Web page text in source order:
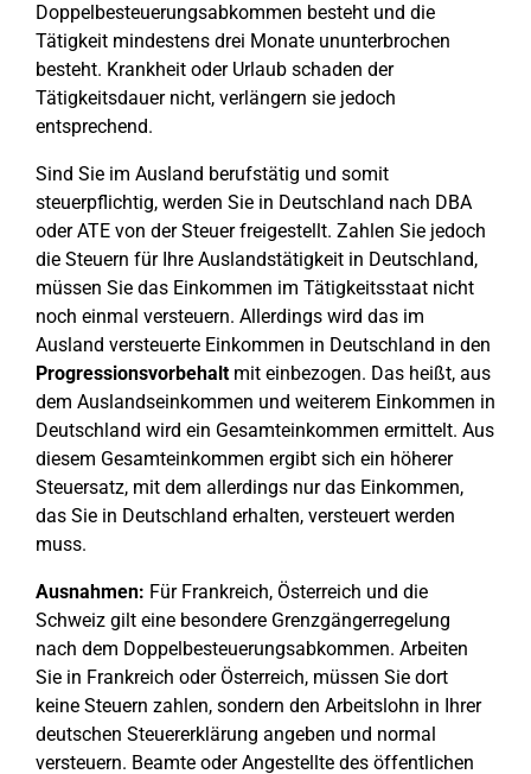
Doppelbesteuerungsabkommen besteht und die
Tätigkeit mindestens drei Monate ununterbrochen
besteht. Krankheit oder Urlaub schaden der
Tätigkeitsdauer nicht, verlängern sie jedoch
entsprechend.
Sind Sie im Ausland berufstätig und somit
steuerpflichtig, werden Sie in Deutschland nach DBA
oder ATE von der Steuer freigestellt. Zahlen Sie jedoch
die Steuern für Ihre Auslandstätigkeit in Deutschland,
müssen Sie das Einkommen im Tätigkeitsstaat nicht
noch einmal versteuern. Allerdings wird das im
Ausland versteuerte Einkommen in Deutschland in den
Progressionsvorbehaltmit einbezogen. Das heißt, aus
dem Auslandseinkommen und weiterem Einkommen in
Deutschland wird ein Gesamteinkommen ermittelt. Aus
diesem Gesamteinkommen ergibt sich ein höherer
Steuersatz, mit dem allerdings nur das Einkommen,
das Sie in Deutschland erhalten, versteuert werden
muss.
Ausnahmen: Für Frankreich, Österreich und die
Schweiz gilt eine besondere Grenzgängerregelung
nach dem Doppelbesteuerungsabkommen. Arbeiten
Sie in Frankreich oder Österreich, müssen Sie dort
keine Steuern zahlen, sondern den Arbeitslohn in Ihrer
deutschen Steuererklärung angeben und normal
versteuern. Beamte oder Angestellte des öffentlichen